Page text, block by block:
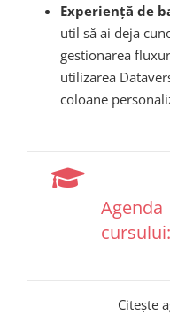
Experiență de
util să ai deja
gestionarea
utilizarea
coloane
Agenda
cursului:
Citește